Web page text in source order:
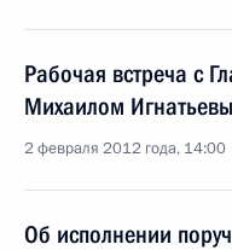
Рабочая встреча с
Михаилом
2 февраля 2012 года, 14:00
Об исполнении